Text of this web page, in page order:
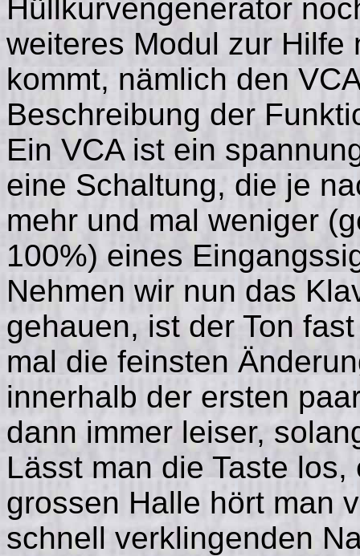
Hüllkurvengenerator
weiteres Modul zur Hilfe
kommt, nämlich den
Beschreibung der
Ein VCA ist ein
eine Schaltung, die je
mehr und mal weniger
100%) eines
Nehmen wir nun das
gehauen, ist der Ton
mal die feinsten
innerhalb der ersten
dann immer leiser,
Lässt man die Taste
grossen Halle hört man
schnell verklingenden